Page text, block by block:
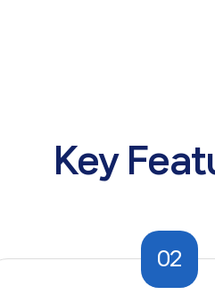
Key
02